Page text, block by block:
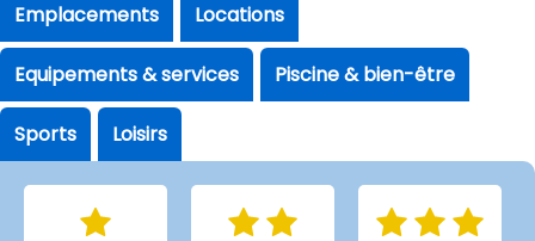
Emplacements Locations
Equipements & services Piscine & bien-être
Sports Loisirs